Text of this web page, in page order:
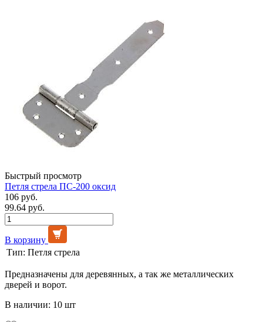
Быстрый просмотр
Петля стрела ПС-200 оксид
106 руб.
99.64 руб.
В корзину
Тип: Петля стрела
Предназначены для деревянных, а так же металлических
дверей и ворот.
В наличии: 10 шт